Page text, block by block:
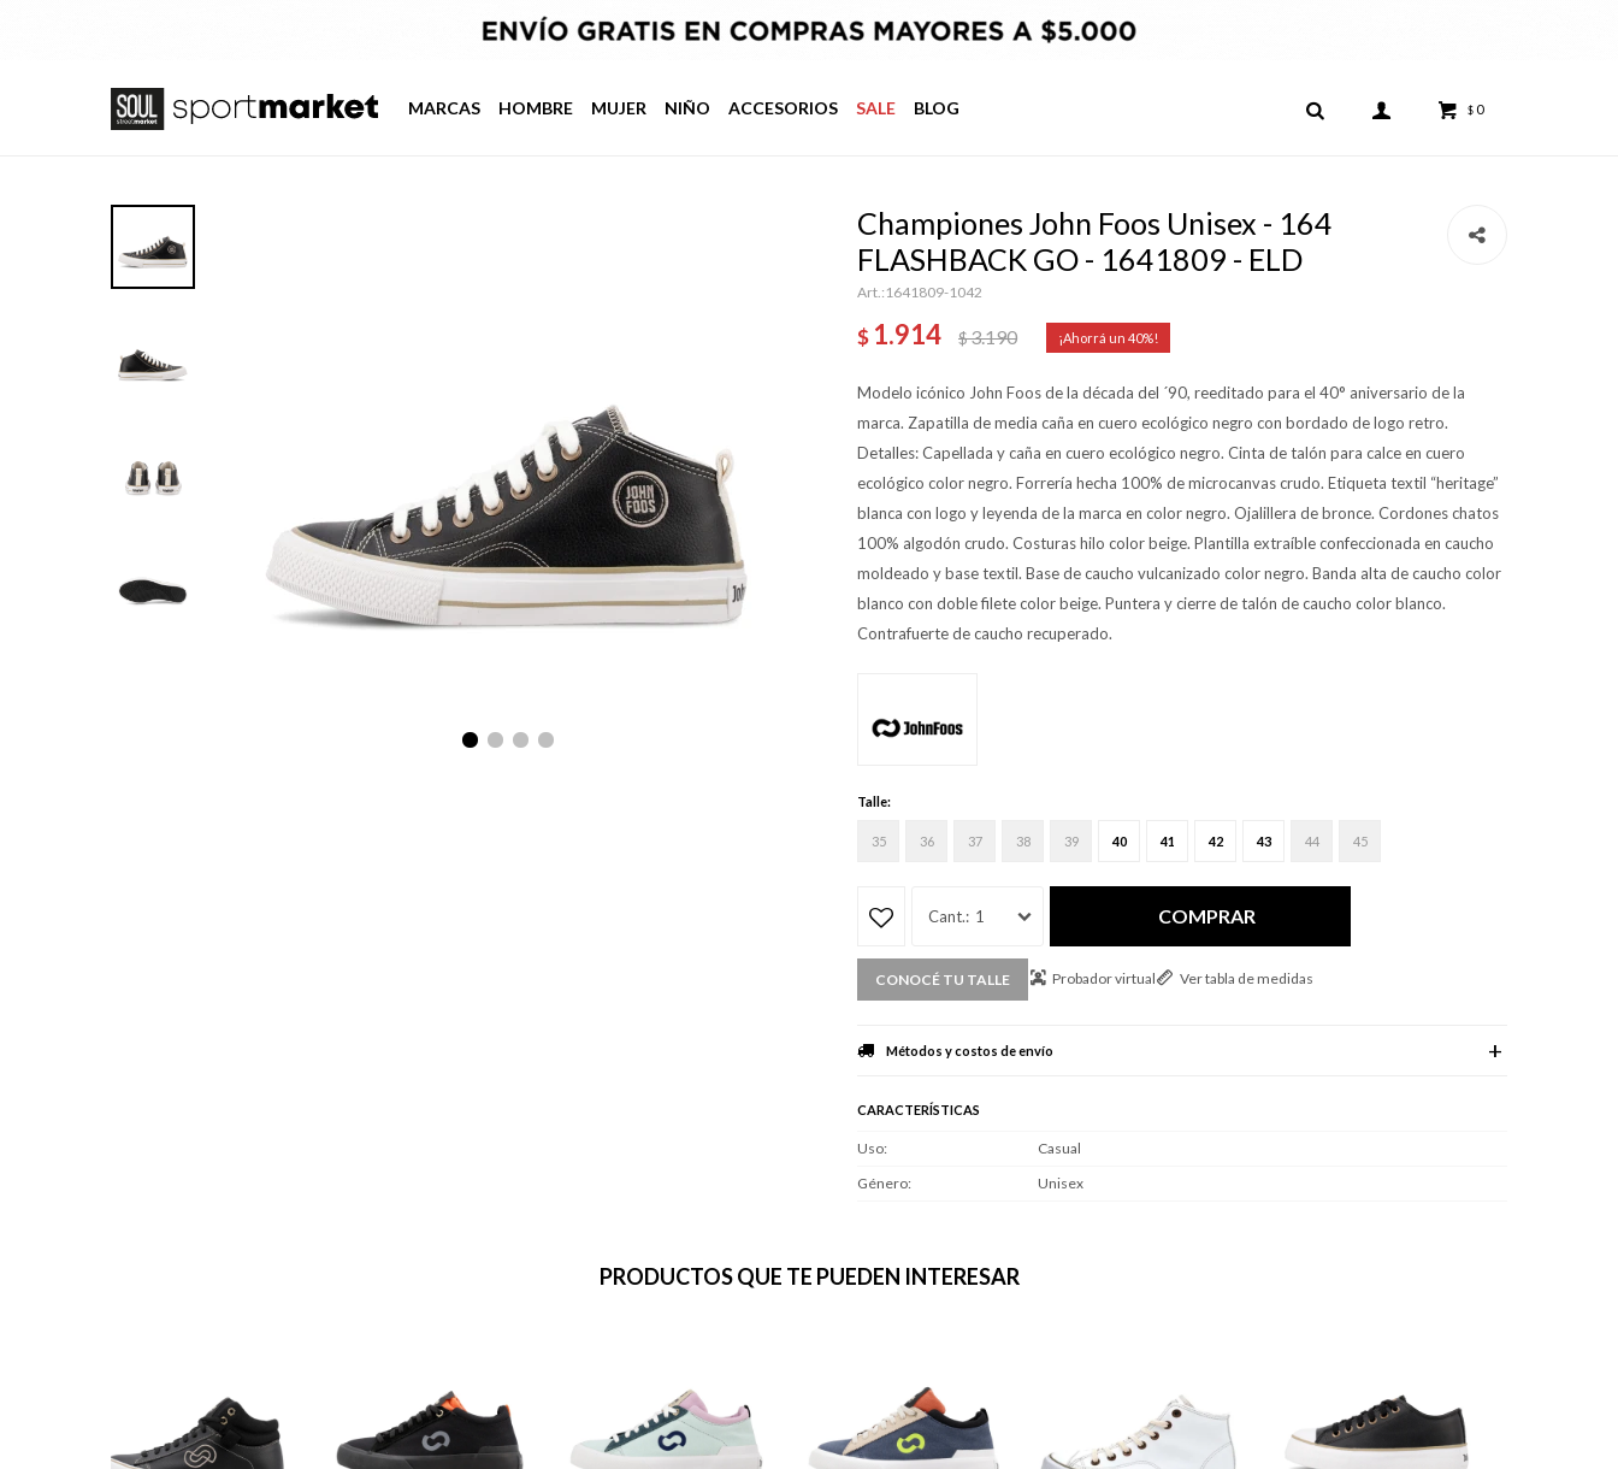
MARCAS HOMBRE MUJER NIÑO ACCESORIOS SALE BLOG $ 0
Championes John Foos Unisex - 164
FLASHBACK GO - 1641809 - ELD
1641809-1042
$ 1.914 $3.190 40
Modelo icónico John Foos de la década del ´90, reeditado para el 40° aniversario de la
marca. Zapatilla de media caña en cuero ecológico negro con bordado de logo retro.
Detalles: Capellada y caña en cuero ecológico negro. Cinta de talón para calce en cuero
ecológico color negro. Forrería hecha 100% de microcanvas crudo. Etiqueta textil “heritage”
blanca con logo y leyenda de la marca en color negro. Ojalillera de bronce. Cordones chatos
100% algodón crudo. Costuras hilo color beige. Plantilla extraíble confeccionada en caucho
moldeado y base textil. Base de caucho vulcanizado color negro. Banda alta de caucho color
blanco con doble filete color beige. Puntera y cierre de talón de caucho color blanco.
Contrafuerte de caucho recuperado.
Talle:
35 36 37 38 39 40 41 42 43 44 45
1 COMPRAR
CONOCÉ TU TALLE Probador virtual Ver tabla de medidas
Métodos y costos de envío
CARACTERÍSTICAS
Uso
Casual
Género
Unisex
PRODUCTOS QUE TE PUEDEN INTERESAR